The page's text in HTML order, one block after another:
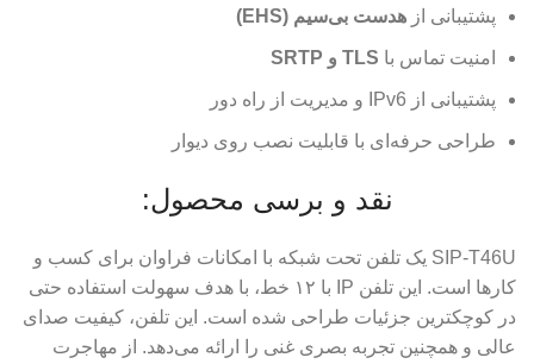
پشتیبانی از هدست بی‌سیم (EHS)
امنیت تماس با TLS و SRTP
پشتیبانی از IPv6 و مدیریت از راه دور
طراحی حرفه‌ای با قابلیت نصب روی دیوار
نقد و برسی محصول:
SIP-T46U یک تلفن تحت شبکه با امکانات فراوان برای کسب و
کارها است. این تلفن IP با ۱۲ خط، با هدف سهولت استفاده حتی
در کوچکترین جزئیات طراحی شده است. این تلفن، کیفیت صدای
عالی و همچنین تجربه بصری غنی را ارائه می‌دهد. از مهاجرت